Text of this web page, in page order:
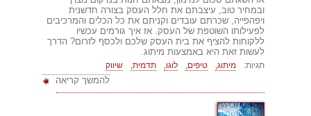
ובמחיר טוב, עיצבתם את חלל העסק בצורה חדשנית
ויפהפייה, שכרתם עובדים וקניתם את כל הכלים והמרכיבים
לפעילותו השוטפת של העסק. אז איך גורמים עכשיו
ללקוחות להציף את בית העסק שלכם ולכסף לזרום? הדרך
לעשות זאת היא באמצעות מיתוג.
תגיות: מיתוג, טיפים, לוגו, תדמית, שיווק
להמשך קריאה